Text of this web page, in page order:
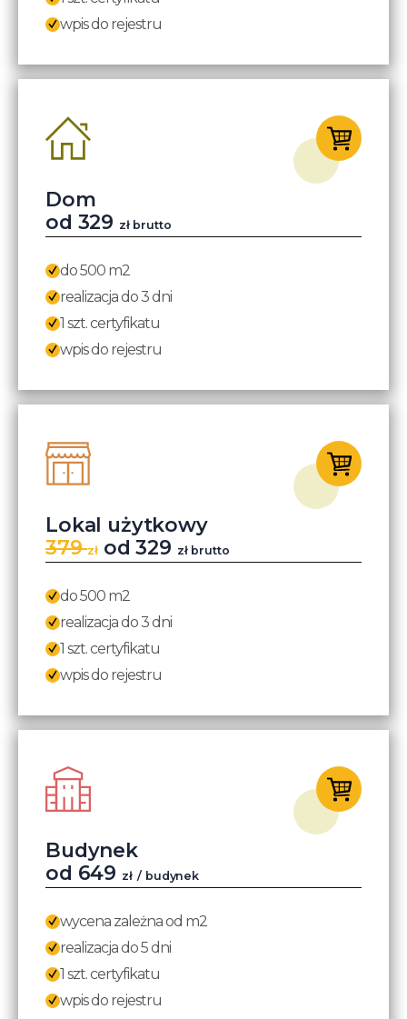
wpis do rejestru
Dom
od 329 zł brutto
do 500 m2
realizacja do 3 dni
1 szt. certyfikatu
wpis do rejestru
Lokal użytkowy
379zł od 329 zł brutto
do 500 m2
realizacja do 3 dni
1 szt. certyfikatu
wpis do rejestru
Budynek
od 649 zł / budynek
wycena zależna od m2
realizacja do 5 dni
1 szt. certyfikatu
wpis do rejestru